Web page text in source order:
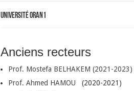
université Oran1
Anciens recteurs
Prof. Mostefa BELHAKEM (2021-2023)
Prof. Ahmed HAMOU
(2020-2021)